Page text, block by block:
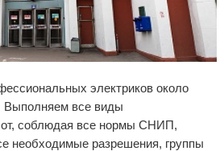
электриков около
Выполняем все виды
соблюдая все нормы СНИП,
разрешения, группы